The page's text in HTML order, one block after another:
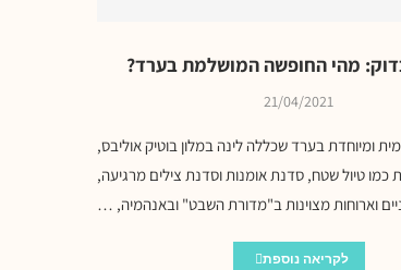
מהי החופשה המושלמת בערד?
21/04/2021
ומיוחדת בערד שכללה לינה במלון בוטיק אוליבס,
כמו טיול שטח, סדנת אומנות וסדנת צילים מרגיעה,
וארוחות מצוינות ב"מדורת השבט" ובאנהמיה, …
לקריאה נוספת